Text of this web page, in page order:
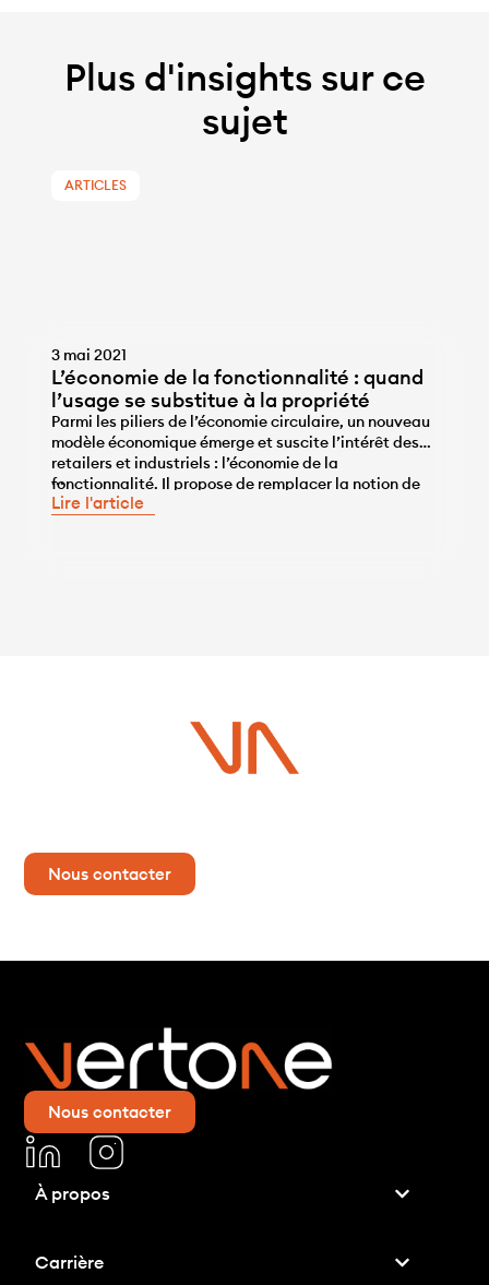
aux
Plus d'insights sur ce
sujet
ARTICLES
3 mai 2021
L’économie de la fonctionnalité : quand
l’usage se substitue à la propriété
Parmi les piliers de l’économie circulaire, un nouveau
modèle économique émerge et suscite l’intérêt des
retailers et industriels : l’économie de la
fonctionnalité. Il propose de remplacer la notion de
« propriété d’un bien » par celle de « l’usage d’un
...
Lire l'article
Nous contacter
Nous contacter
À propos
Carrière